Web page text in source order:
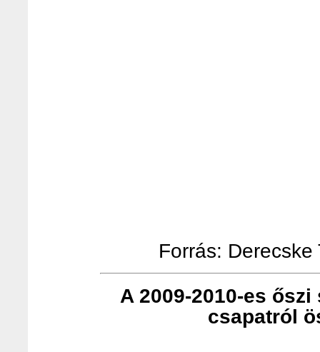
Forrás:
A 2009-2010-es
csapatról